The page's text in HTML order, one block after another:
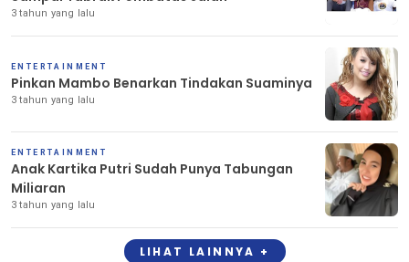
3 tahun yang lalu
ENTERTAINMENT
Pinkan Mambo Benarkan Tindakan Suaminya
3 tahun yang lalu
ENTERTAINMENT
Anak Kartika Putri Sudah Punya Tabungan
Miliaran
3 tahun yang lalu
LIHAT LAINNYA +